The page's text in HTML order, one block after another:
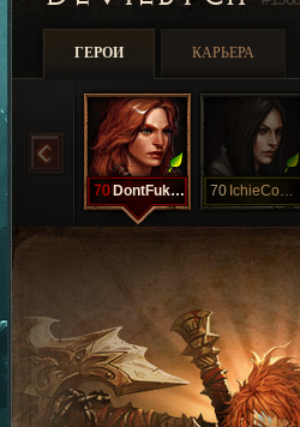
ГЕРОИ КАРЬЕРА
70 DontFukWthMe 70 IchieCoochie